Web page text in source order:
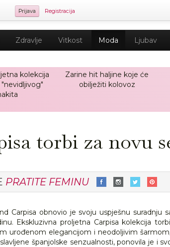
Prijava Registracija
Zdravlje Vitkost Moda Ljubav
kolekcija
Zarine hit haljine koje će
obilježiti kolovoz
torbi za novu
PRATITE FEMINU
Carpisa obnovio je svoju uspješnu suradnju
Ekskluzivna proljetna Carpisa kolekcija
urođenom elegancijom i neodoljivim
španjolske senzualnosti, ponovila je i